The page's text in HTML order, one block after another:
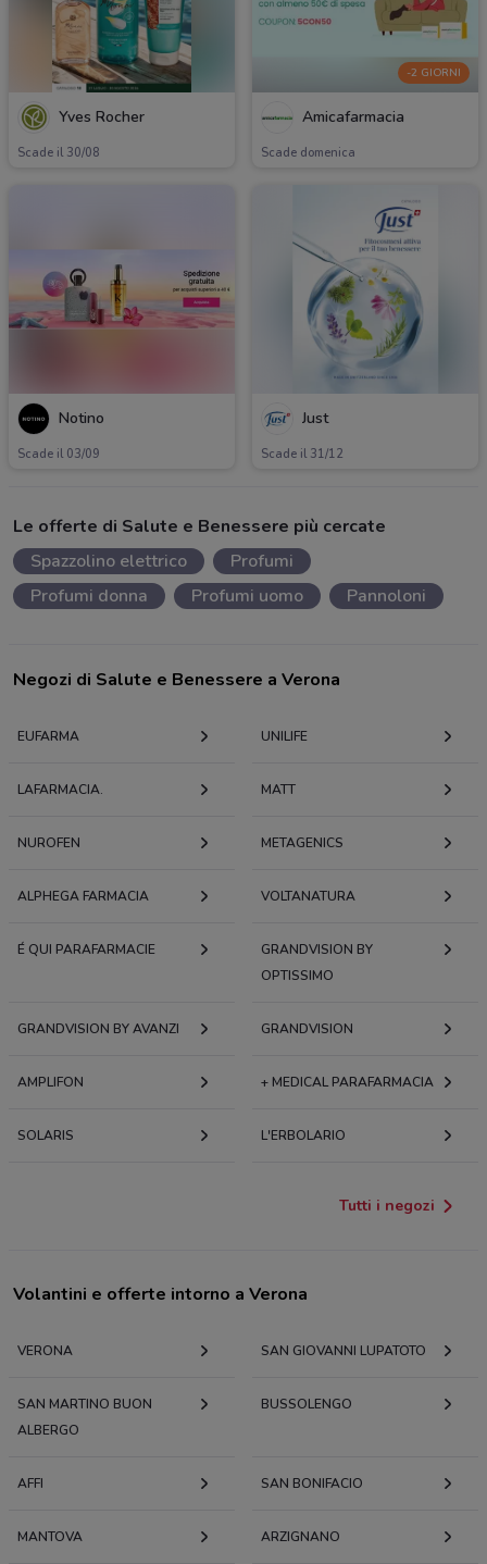
Yves Rocher
Scade il 30/08
-2 GIORNI
Amicafarmacia
Scade domenica
Notino
Scade il 03/09
Just
Scade il 31/12
Le offerte di Salute e Benessere più cercate
Spazzolino elettrico
Profumi
Profumi donna
Profumi uomo Pannoloni
Negozi di Salute e Benessere a Verona
EUFARMA UNILIFE
LAFARMACIA. MATT
NUROFEN METAGENICS
ALPHEGA FARMACIA VOLTANATURA
É QUI PARAFARMACIE
GRANDVISION BY
OPTISSIMO
GRANDVISION BY AVANZI GRANDVISION
AMPLIFON + MEDICAL PARAFARMACIA
SOLARIS L'ERBOLARIO
Tutti i negozi
Volantini e offerte intorno a Verona
VERONA SAN GIOVANNI LUPATOTO
SAN MARTINO BUON
ALBERGO
BUSSOLENGO
AFFI SAN BONIFACIO
MANTOVA ARZIGNANO